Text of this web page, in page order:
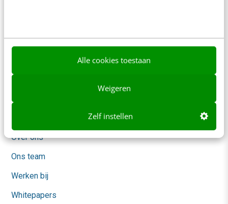
Alle cookies toestaan
Weigeren
Zelf instellen
Adverteren
Contact
Over ons
Ons team
Werken bij
Whitepapers